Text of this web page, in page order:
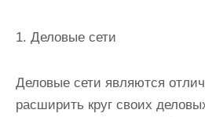
1. Деловые сети
Деловые сети являются
расширить круг своих